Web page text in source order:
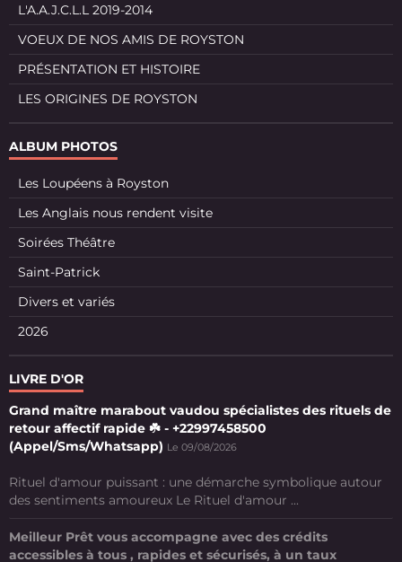
L'A.A.J.C.L.L 2019-2014
VOEUX DE NOS AMIS DE ROYSTON
PRÉSENTATION ET HISTOIRE
LES ORIGINES DE ROYSTON
ALBUM PHOTOS
Les Loupéens à Royston
Les Anglais nous rendent visite
Soirées Théâtre
Saint-Patrick
Divers et variés
2026
LIVRE D'OR
Grand maître marabout vaudou spécialistes des rituels de
retour affectif rapide ☘️ - +22997458500
(Appel/Sms/Whatsapp) Le 09/08/2026
Rituel d'amour puissant : une démarche symbolique autour
des sentiments amoureux Le Rituel d'amour ...
Meilleur Prêt vous accompagne avec des crédits
accessibles à tous , rapides et sécurisés, à un taux